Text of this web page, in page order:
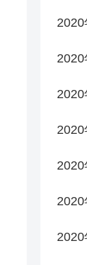
2020
2020
2020
2020
2020
2020
2020